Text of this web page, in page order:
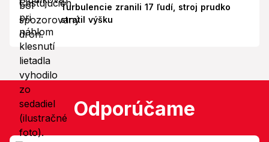
Turbulencie zranili 17 ľudí, stroj prudko
stratil výšku
Odporúčame